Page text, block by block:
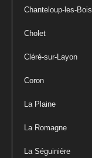
Chanteloup-les-Bois
Cholet
Cléré-sur-Layon
Coron
La Plaine
La Romagne
La Séguinière